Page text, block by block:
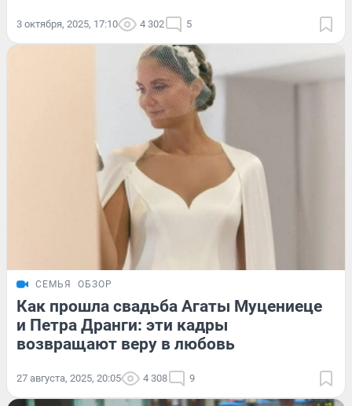
3 октября, 2025, 17:10 4 302 5
СЕМЬЯ ОБЗОР
Как прошла свадьба Агаты Муцениеце
и Петра Дранги: эти кадры
возвращают веру в любовь
27 августа, 2025, 20:05 4 308 9